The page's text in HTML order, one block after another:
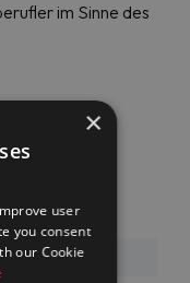
im Sinne des
×
user
you consent
our Cookie